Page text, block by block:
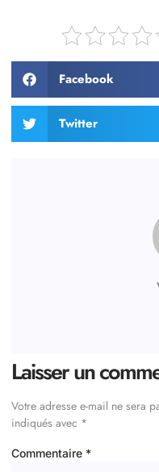
Facebook
Twitter
Laisser un
Votre adresse e-mail ne sera
indiqués avec *
Commentaire *